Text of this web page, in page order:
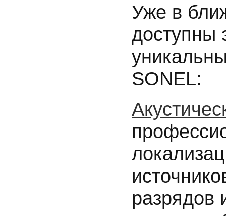
Уже в
доступны
SONEL:
разрядов